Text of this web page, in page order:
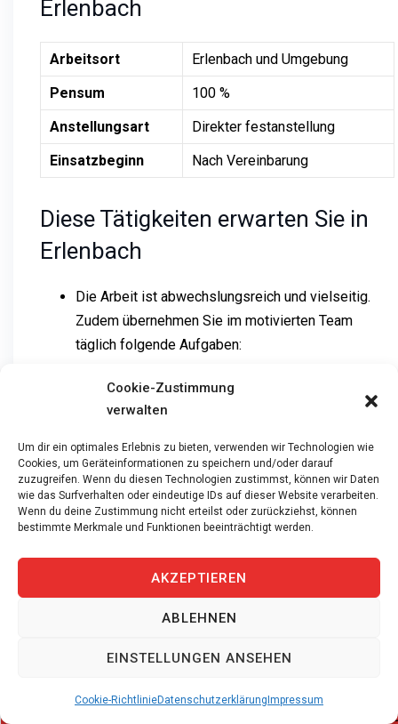
Cookie-Zustimmung
verwalten
Um dir ein optimales Erlebnis zu bieten, verwenden wir Technologien wie
Cookies, um Geräteinformationen zu speichern und/oder darauf
zuzugreifen. Wenn du diesen Technologien zustimmst, können wir Daten
wie das Surfverhalten oder eindeutige IDs auf dieser Website verarbeiten.
Wenn du deine Zustimmung nicht erteilst oder zurückziehst, können
bestimmte Merkmale und Funktionen beeinträchtigt werden.
AKZEPTIEREN
ABLEHNEN
EINSTELLUNGEN ANSEHEN
Cookie-RichtlinieDatenschutzerklärung Impressum
Erlenbach
Arbeitsort
Erlenbach und Umgebung
Pensum
100 %
Anstellungsart
Direkter festanstellung
Einsatzbeginn
Nach Vereinbarung
Diese Tätigkeiten erwarten Sie in
Erlenbach
Die Arbeit ist abwechslungsreich und vielseitig.
Zudem übernehmen Sie im motivierten Team
täglich folgende Aufgaben:
Zunächst beschaffen Sie Waren und Materialien
termingerecht
Ausserdem holen Sie Offerten ein und führen
Preisverhandlungen
Darüber hinaus verantworten Sie das Bestellwesen
sowie die Terminüberwachung
Ebenso pflegen Sie die Beziehungen zu
Lieferanten
Schliesslich betreuen Sie die Stammdaten im ERP-
Ihre Stärken für diese Stelle
Für diese Stelle als Einkaufsfachmann in Erlenbach